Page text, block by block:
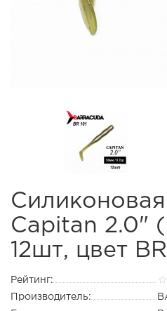
Capitan 2.0"
12шт, цвет
Рейтинг:
Производитель: